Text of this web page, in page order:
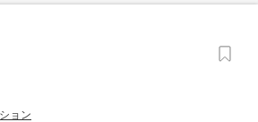
ョン